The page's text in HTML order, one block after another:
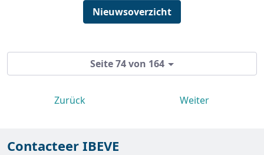
Nieuwsoverzicht
Seite 74 von 164
Zurück Weiter
Contacteer IBEVE